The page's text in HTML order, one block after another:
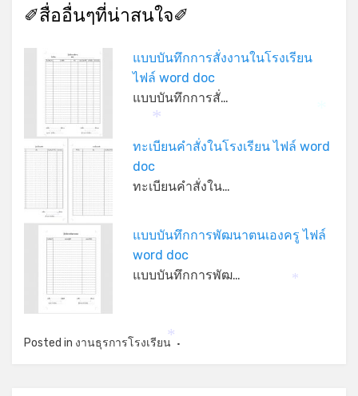
✐สื่ออื่นๆที่น่าสนใจ✐
แบบบันทึกการสั่งงานในโรงเรียน
ไฟล์ word doc
แบบบันทึกการสั่…
ทะเบียนคำสั่งในโรงเรียน ไฟล์ word
doc
ทะเบียนคำสั่งใน…
แบบบันทึกการพัฒนาตนเองครู ไฟล์
word doc
แบบบันทึกการพัฒ…
Posted in งานธุรการโรงเรียน
*